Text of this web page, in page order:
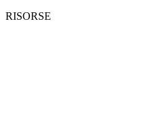
RISORSE